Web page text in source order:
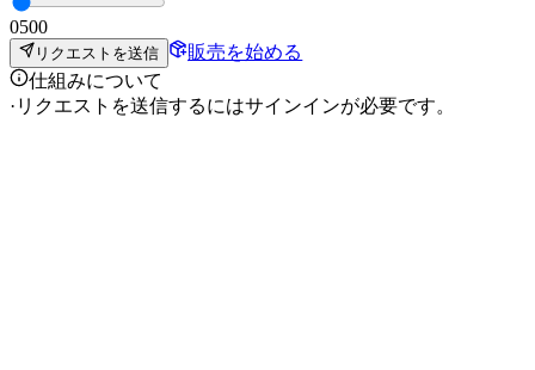
0500
リクエストを送信
販売を始める
仕組みについて
· リクエストを送信するにはサインインが必要です。